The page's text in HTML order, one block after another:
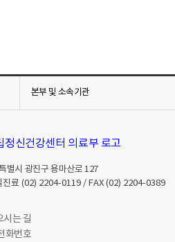
본부 및 소속기관
별시 광진구 용마산로 127
료 (02) 2204-0119/ FAX (02) 2204-0389
시는 길
화번호